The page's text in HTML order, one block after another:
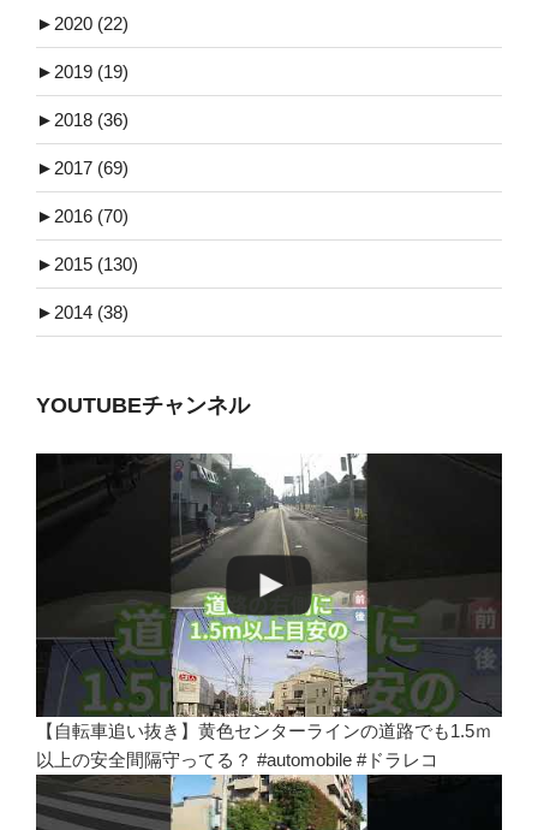
► 2020 (22)
► 2019 (19)
► 2018 (36)
► 2017 (69)
► 2016 (70)
► 2015 (130)
► 2014 (38)
YOUTUBEチャンネル
【自転車追い抜き】黄色センターラインの道路でも1.5ｍ
以上の安全間隔守ってる？ #automobile #ドラレコ